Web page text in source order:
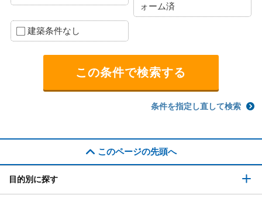
ォーム済
建築条件なし
条件を指定し直して検索
このページの先頭へ
目的別に探す